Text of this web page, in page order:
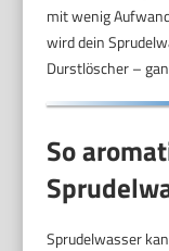
mit wenig
wird dein
Durstlöscher –
So
Sprudelwasser